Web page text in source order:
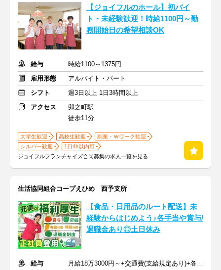
【ジョイフルのホール】初バイ
ト・未経験歓迎！時給1100円～勤
務開始日の希望相談OK
給与
時給1100～1375円
雇用形態
アルバイト・パート
シフト
週3日以上 1日3時間以上
アクセス
卯之町駅
徒歩11分
大学生歓迎 高校生歓迎
副業・Ｗワーク歓迎
シルバー歓迎
1日4h以内可
ジョイフルフランチャイズ合同募集の求人一覧を見る
生活協同組合コープえひめ 西予支所
【食品・日用品のルート配送】未
経験からはじめよう♪各手当や賞与/
退職金あり◎土日休み
給与
月給18万3000円～+交通費(支給規定あり)+各種手当